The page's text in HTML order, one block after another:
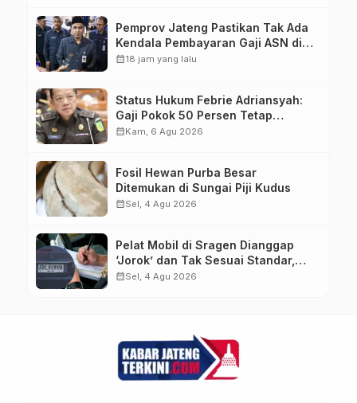
Pemprov Jateng Pastikan Tak Ada
Kendala Pembayaran Gaji ASN di
Tengah Pemangkasan Transfer ke
calendar_month18 jam yang lalu
Status Hukum Febrie Adriansyah:
Gaji Pokok 50 Persen Tetap
Mengalir, Tunjangan Disetop
calendar_monthKam, 6 Agu 2026
Fosil Hewan Purba Besar
Ditemukan di Sungai Piji Kudus
calendar_monthSel, 4 Agu 2026
Pelat Mobil di Sragen Dianggap
‘Jorok’ dan Tak Sesuai Standar,
Pengemudi Kena Tilang
calendar_monthSel, 4 Agu 2026